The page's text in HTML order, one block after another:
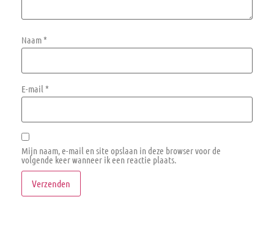
Naam*
E-mail *
Mijn naam, e-mail en site opslaan in deze browser voor de
volgende keer wanneer ik een reactie plaats.